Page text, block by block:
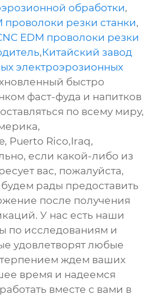
обработки,
резки станки,
EDM проволоки резки
,Китайский завод
электроэрозионных
быстро
фаст-фуда и напитков
по всему миру,
Puerto Rico,Iraq,
если какой-либо из
вас, пожалуйста,
рады предоставить
после получения
У нас есть наши
по исследованиям и
удовлетворят любые
ждем ваших
время и надеемся
вместе с вами в